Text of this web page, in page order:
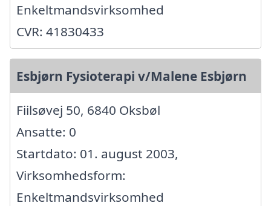
Enkeltmandsvirksomhed
CVR: 41830433
Esbjørn Fysioterapi v/Malene Esbjørn
Fiilsøvej 50, 6840 Oksbøl
Ansatte: 0
Startdato: 01. august 2003,
Virksomhedsform:
Enkeltmandsvirksomhed